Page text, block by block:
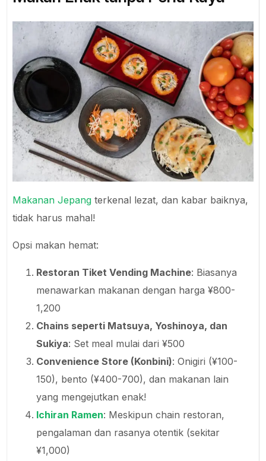
Makanan Jepang terkenal lezat, dan kabar baiknya,
tidak harus mahal!
Opsi makan hemat:
Restoran Tiket Vending Machine: Biasanya
menawarkan makanan dengan harga ¥800-
1,200
Chains seperti Matsuya, Yoshinoya, dan
Sukiya: Set meal mulai dari ¥500
Convenience Store (Konbini): Onigiri (¥100-
150), bento (¥400-700), dan makanan lain
yang mengejutkan enak!
Ichiran Ramen: Meskipun chain restoran,
pengalaman dan rasanya otentik (sekitar
¥1,000)